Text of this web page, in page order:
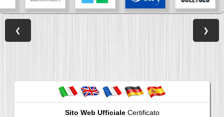
❮ ❯
Sito Web UfficialeCertificato